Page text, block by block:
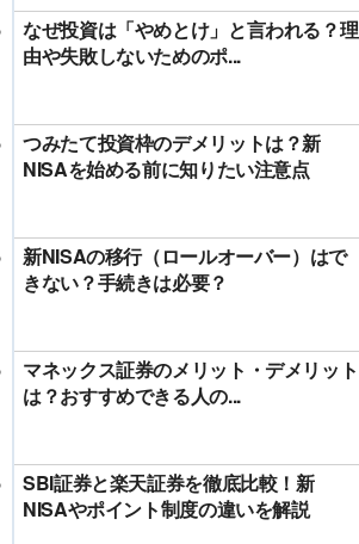
なぜ投資は「やめとけ」と言われる？理
由や失敗しないためのポ...
つみたて投資枠のデメリットは？新
NISAを始める前に知りたい注意点
新NISAの移行（ロールオーバー）はで
きない？手続きは必要？
マネックス証券のメリット・デメリット
は？おすすめできる人の...
SBI証券と楽天証券を徹底比較！新
NISAやポイント制度の違いを解説